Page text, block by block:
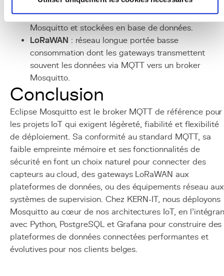
données de capteurs time-series.
Grafana: visualisation des données IoT collectées
Mosquitto et stockées en base de données.
LoRaWAN : réseau longue portée basse
consommation dont les gateways transmettent
souvent les données via MQTT vers un broker
Mosquitto.
Conclusion
Eclipse Mosquitto est le broker MQTT de référence pour
les projets IoT qui exigent légèreté, fiabilité et flexibilité
de déploiement. Sa conformité au standard MQTT, sa
faible empreinte mémoire et ses fonctionnalités de
sécurité en font un choix naturel pour connecter des
capteurs au cloud, des gateways LoRaWAN aux
plateformes de données, ou des équipements réseau aux
systèmes de supervision. Chez KERN-IT, nous déployons
Mosquitto au cœur de nos architectures IoT, en
avec Python, PostgreSQL et Grafana pour construire des
plateformes de données connectées performantes et
évolutives pour nos clients belges.